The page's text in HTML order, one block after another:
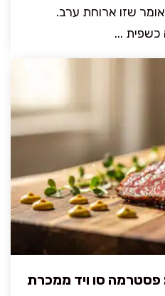
שזו ארוחת ערב.
כשפית ...
סו ויד ממכרת